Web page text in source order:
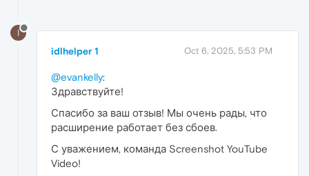
I
idlhelper 1 Oct 6, 2025, 5:53 PM
@evankelly:
Здравствуйте!
Спасибо за ваш отзыв! Мы очень рады, что
расширение работает без сбоев.
С уважением, команда Screenshot YouTube
Video!